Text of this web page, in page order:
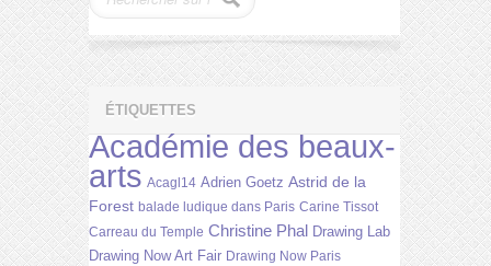
ÉTIQUETTES
Académie des beaux-
arts Acagl14 Adrien Goetz Astrid de la
Forest balade ludique dans Paris Carine Tissot
Carreau du Temple Christine Phal Drawing Lab
Drawing Now Art Fair Drawing Now Paris